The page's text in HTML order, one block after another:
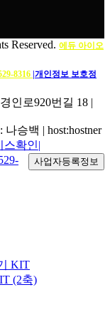
Reserved. 에듀 아이오
8316 |개인정보 보호정
인로920번길 18 |
승백 | host:hostner
스확인|
KIT
(2축)